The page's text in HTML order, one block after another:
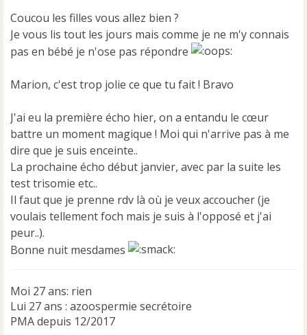
a
g
e
n
u
Coucou les filles vous allez bien ?
Je vous lis tout les jours mais comme je ne m'y connais
pas en bébé je n'ose pas répondre
Marion, c'est trop jolie ce que tu fait ! Bravo
J'ai eu la première écho hier, on a entandu le cœur
battre un moment magique ! Moi qui n'arrive pas à me
dire que je suis enceinte..
La prochaine écho début janvier, avec par la suite les
test trisomie etc..
Il faut que je prenne rdv là où je veux accoucher (je
voulais tellement foch mais je suis à l'opposé et j'ai
peur..).
Bonne nuit mesdames
Moi 27 ans: rien
Lui 27 ans : azoospermie secrétoire
PMA depuis 12/2017